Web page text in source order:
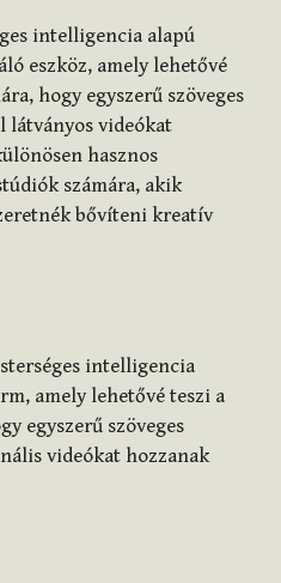
intelligencia alapú
eszköz, amely lehetővé
hogy egyszerű szöveges
látványos videókat
hasznos
számára, akik
bővíteni kreatív
intelligencia
amely lehetővé teszi a
egyszerű szöveges
videókat hozzanak